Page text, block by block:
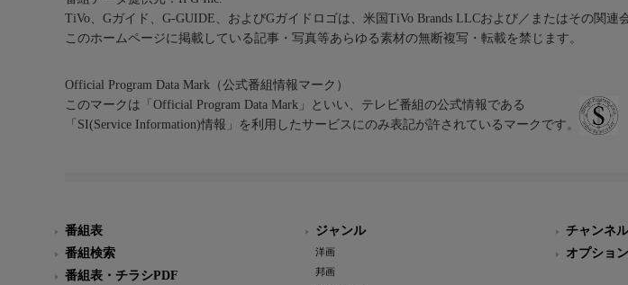
TiVo、Gガイド、G-GUIDE、およびGガイドロゴは、米国TiVo Brands LLCおよび／またはその関連
このホームページに掲載している記事・写真等あらゆる素材の無断複写・転載を禁じます。
Official Program Data Mark（公式番組情報マーク）
このマークは「Official Program Data Mark」といい、テレビ番組の公式情報である
「SI(Service Information)情報」を利用したサービスにのみ表記が許されているマークです。
番組表
番組検索
番組表・チラシPDF
ジャンル
洋画
邦画
チャンネ
オプショ